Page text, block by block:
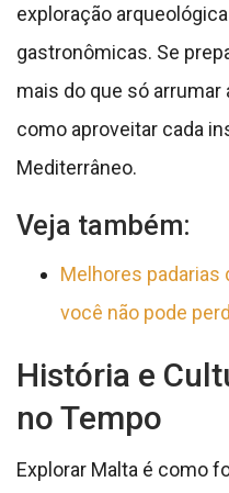
exploração
gastronômicas. Se
mais do que só
como aproveitar cada
Mediterrâneo.
Veja também:
Melhores padarias
você não pode
História e
no Tempo
Explorar Malta é como